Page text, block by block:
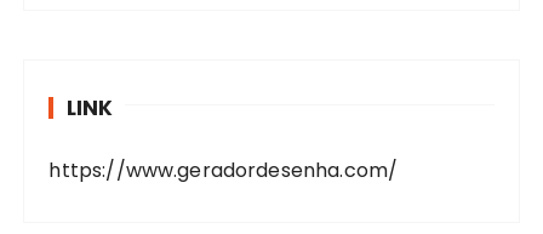
LINK
https://www.geradordesenha.com/